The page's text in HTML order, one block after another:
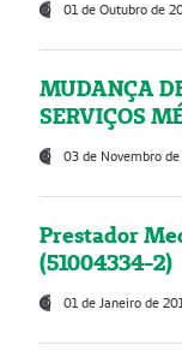
01 de Outubro de
MUDANÇA
SERVIÇOS
03 de Novembro
Prestador
(51004334-2)
01 de Janeiro de